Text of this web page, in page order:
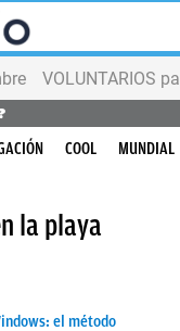
VOLUNTARIOS
COOL MUNDIAL
la playa
el método